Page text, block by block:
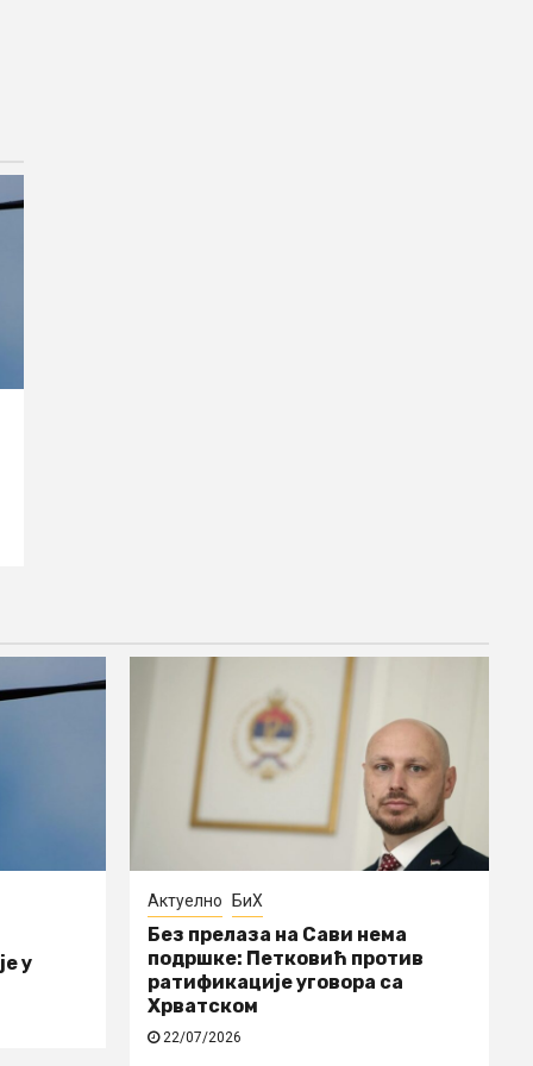
у
Актуелно БиХ
Без прелаза на Сави нема
подршке: Петковић против
ратификације уговора са
Хрватском
22/07/2026